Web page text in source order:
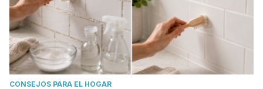
CONSEJOS PARA EL HOGAR